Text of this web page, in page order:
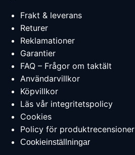
Frakt & leverans
Returer
Reklamationer
Garantier
FAQ – Frågor om taktält
Användarvillkor
Köpvillkor
Läs vår integritetspolicy
Cookies
Policy för produktrecensioner
Cookieinställningar